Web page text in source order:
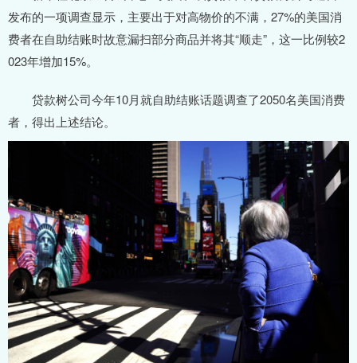
发布的一项调查显示，主要出于对高物价的不满，27%的美国消
费者在自助结账时故意漏扫部分商品并将其“顺走”，这一比例较2
023年增加15%。
贷款树公司今年10月就自助结账话题调查了2050名美国消费
者，得出上述结论。